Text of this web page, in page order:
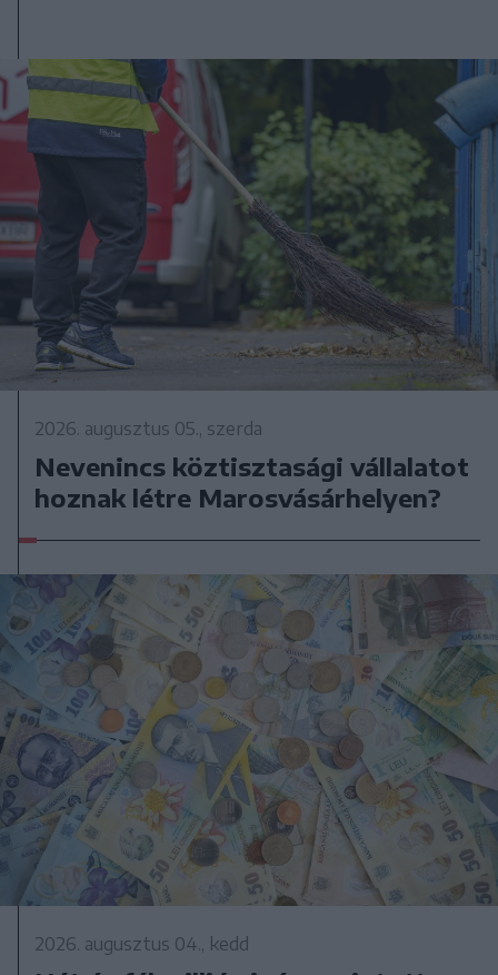
2026. augusztus 05., szerda
Nevenincs köztisztasági vállalatot
hoznak létre Marosvásárhelyen?
2026. augusztus 04., kedd